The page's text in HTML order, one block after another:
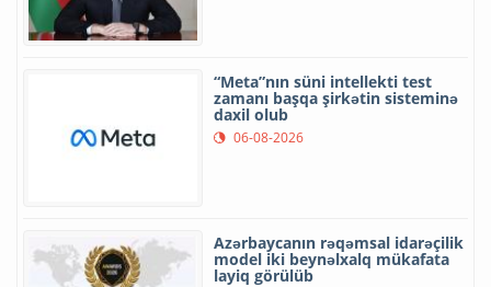
“Meta”nın süni intellekti test
zamanı başqa şirkətin sisteminə
daxil olub
06-08-2026
Azərbaycanın rəqəmsal idarəçilik
model iki beynəlxalq mükafata
layiq görülüb